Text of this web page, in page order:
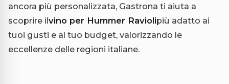
ancora più personalizzata, Gastrona ti aiuta a
scoprire ilvino per Hummer Raviolipiù adatto ai
tuoi gusti e al tuo budget, valorizzando le
eccellenze delle regioni italiane.